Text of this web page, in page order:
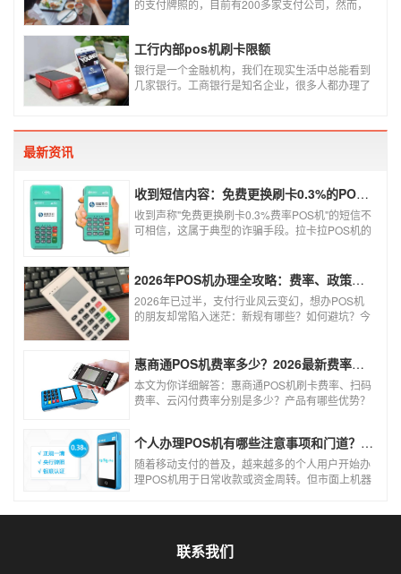
的支付牌照的，目前有200多家支付公司，然而，
就很危险了，资金不到账、被盗刷的可能性大大增
加。
工行内部pos机刷卡限额
银行是一个金融机构，我们在现实生活中总能看到
几家银行。工商银行是知名企业，很多人都办理了
最新资讯
收到短信内容：免费更换刷卡0.3%的POS机，可以相信吗？
收到声称"免费更换刷卡0.3%费率POS机"的短信不
可相信，这属于典型的诈骗手段。拉卡拉POS机的
风险。以下结合权威信息分析原因及应对建议：2026年POS机办理全攻略：费率、政策、避坑一篇讲清
2026年已过半，支付行业风云变幻，想办POS机
的朋友却常陷入迷茫：新规有哪些？如何避坑？今
使用！
惠商通POS机费率多少？2026最新费率标准及办理全攻略
本文为你详细解答：惠商通POS机刷卡费率、扫码
费率、云闪付费率分别是多少？产品有哪些优势？
个人办理POS机有哪些注意事项和门道？（2026最新避坑指南）
随着移动支付的普及，越来越多的个人用户开始办
理POS机用于日常收款或资金周转。但市面上机器
联系我们